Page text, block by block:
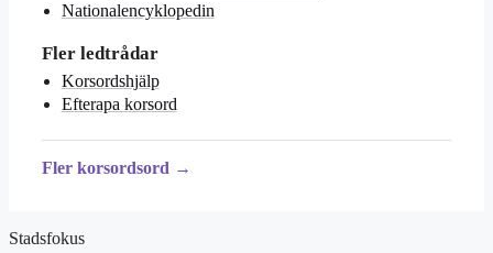
Nationalencyklopedin
Fler ledtrådar
Korsordshjälp
Efterapa korsord
Fler korsordsord →
Stadsfokus